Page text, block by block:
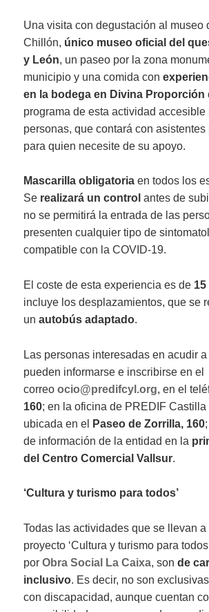
Una visita con degustación al museo
Chillón, único museo oficial del
y León, un paseo por la zona
municipio y una comida con
en la bodega en Divina Proporción
programa de esta actividad accesible
personas, que contará con
para quien necesite de su apoyo.
Mascarilla obligatoria en todos los
Se realizará un control antes de
no se permitirá la entrada de las
presenten cualquier tipo de
compatible con la COVID-19.
El coste de esta experiencia es de
incluye los desplazamientos, que se
unautobús adaptado.
Las personas interesadas en acudir
pueden informarse e inscribirse en el
correoocio@predifcyl.org, en el
160; en la oficina de PREDIF Castilla
ubicada en el
Paseo de Zorrilla, 160
de información de la entidad en la
del Centro Comercial Vallsur.
‘Cultura yturismo para todos’
Todas las actividades que se llevan a
proyecto ‘Cultura y turismo para
porObra Social La Caixa, sonde
inclusivo. Es decir, no son
con discapacidad, aunque cuentan